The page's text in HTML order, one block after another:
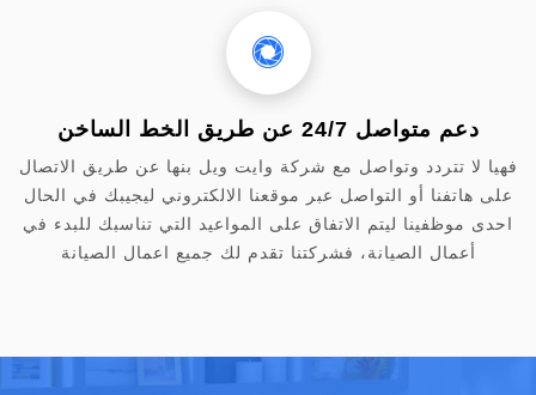
دعم متواصل 24/7 عن طريق الخط الساخن
فهيا لا تتردد وتواصل مع شركة وايت ويل بنها عن طريق الاتصال
على هاتفنا أو التواصل عبر موقعنا الالكتروني ليجيبك في الحال
احدى موظفينا ليتم الاتفاق على المواعيد التي تناسبك للبدء في
أعمال الصيانة، فشركتنا تقدم لك جميع اعمال الصيانة